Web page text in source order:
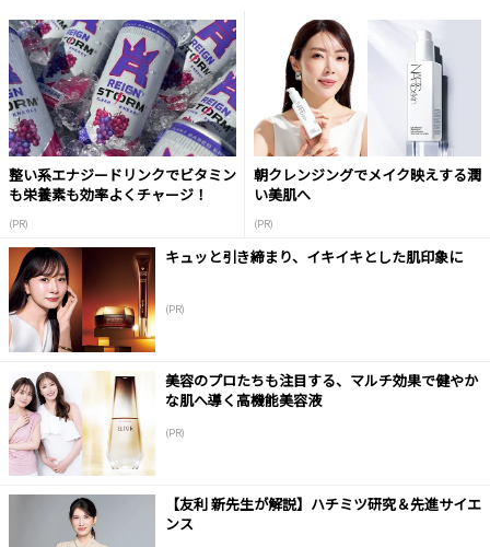
整い系エナジードリンクでビタミン
も栄養素も効率よくチャージ！
(PR)
朝クレンジングでメイク映えする潤
い美肌へ
(PR)
キュッと引き締まり、イキイキとした肌印象に
(PR)
美容のプロたちも注目する、マルチ効果で健やか
な肌へ導く高機能美容液
(PR)
【友利 新先生が解説】ハチミツ研究＆先進サイエ
ンス